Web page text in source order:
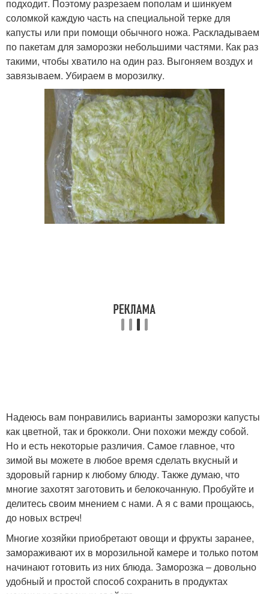
подходит. Поэтому разрезаем пополам и шинкуем
соломкой каждую часть на специальной терке для
капусты или при помощи обычного ножа. Раскладываем
по пакетам для заморозки небольшими частями. Как раз
такими, чтобы хватило на один раз. Выгоняем воздух и
завязываем. Убираем в морозилку.
Надеюсь вам понравились варианты заморозки капусты
как цветной, так и брокколи. Они похожи между собой.
Но и есть некоторые различия. Самое главное, что
зимой вы можете в любое время сделать вкусный и
здоровый гарнир к любому блюду. Также думаю, что
многие захотят заготовить и белокочанную. Пробуйте и
делитесь своим мнением с нами. А я с вами прощаюсь,
до новых встреч!
Многие хозяйки приобретают овощи и фрукты заранее,
замораживают их в морозильной камере и только потом
начинают готовить из них блюда. Заморозка – довольно
удобный и простой способ сохранить в продуктах